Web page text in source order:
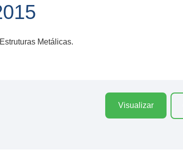
Metálicas.
Visualizar